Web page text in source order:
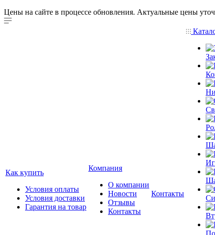
Цены на сайте в процессе обновления. Актуальные цены
Как купить
Условия оплаты
Условия доставки
Гарантия на товар
Компания
О компании
Новости
Отзывы
Контакты
Контакты